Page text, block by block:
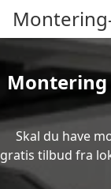
Skal du have
gratis tilbud fra